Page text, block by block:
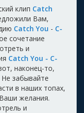
клип Catch
Вам,
Catch You - C-
сочетание
и
Catch You - C-
наконец-то,
забывайте
в наших топах,
желания.
и